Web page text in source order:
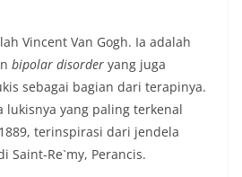
Vincent Van Gogh. Ia adalah
bipolar disorder yang juga
sebagai bagian dari terapinya.
lukisnya yang paling terkenal
terinspirasi dari jendela
Saint-Re`my, Perancis.